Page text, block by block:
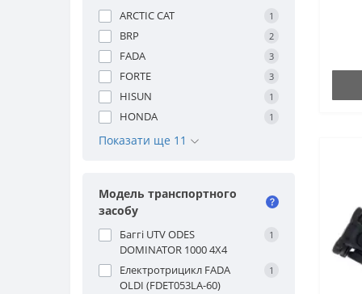
ARCTIC CAT 1
BRP 2
FADA 3
FORTE 3
HISUN 1
HONDA 1
Показати ще 11
Модель транспортного
засобу
Баггі UTV ODES
DOMINATOR 1000 4X4
1
Електротрицикл FADA
OLDI (FDET053LA-60)
1